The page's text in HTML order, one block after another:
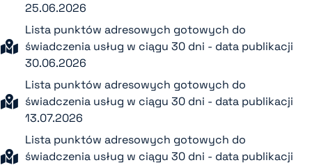
25.06.2026
Lista punktów adresowych gotowych do
świadczenia usług w ciągu 30 dni - data publikacji
30.06.2026
Lista punktów adresowych gotowych do
świadczenia usług w ciągu 30 dni - data publikacji
13.07.2026
Lista punktów adresowych gotowych do
świadczenia usług w ciągu 30 dni - data publikacji